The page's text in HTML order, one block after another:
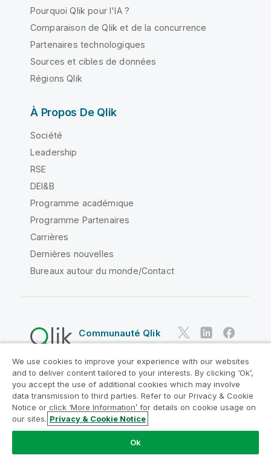
Pourquoi Qlik pour l'IA ?
Comparaison de Qlik et de la concurrence
Partenaires technologiques
Sources et cibles de données
Régions Qlik
À Propos De Qlik
Société
Leadership
RSE
DEI&B
Programme académique
Programme Partenaires
Carrières
Dernières nouvelles
Bureaux autour du monde/Contact
Communauté Qlik
Contrats juridiques
Conditions d'utilisation des produits
Legal Policies
Conditions légales
Conditions d'utilisation
Marques
Do Not Share My Info
Copyright © 1993-2026 QlikTech International AB. Tous
We use cookies to improve your experience with our websites
and to deliver content tailored to your interests. By clicking ‘Ok’,
you accept the use of additional cookies which may involve
data transmission to third parties. Refer to our Privacy & Cookie
Notice or click ‘More Information’ for details on cookie usage on
our sites. Privacy & Cookie Notice
Ok